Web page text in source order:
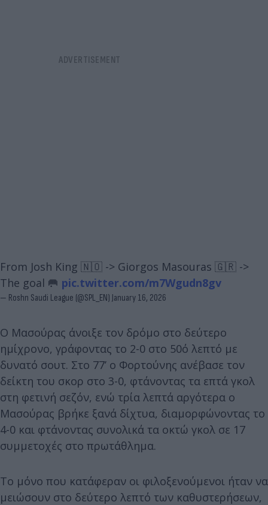
From Josh King 🇳🇴 -> Giorgos Masouras 🇬🇷 ->
The goal 🥅 pic.twitter.com/m7Wgudn8gv
— Roshn Saudi League (@SPL_EN) January 16, 2026
Ο Μασούρας άνοιξε τον δρόμο στο δεύτερο
ημίχρονο, γράφοντας το 2-0 στο 50ό λεπτό με
δυνατό σουτ. Στο 77’ ο Φορτούνης ανέβασε τον
δείκτη του σκορ στο 3-0, φτάνοντας τα επτά γκολ
στη φετινή σεζόν, ενώ τρία λεπτά αργότερα ο
Μασούρας βρήκε ξανά δίχτυα, διαμορφώνοντας το
4-0 και φτάνοντας συνολικά τα οκτώ γκολ σε 17
συμμετοχές στο πρωτάθλημα.
Το μόνο που κατάφεραν οι φιλοξενούμενοι ήταν να
μειώσουν στο δεύτερο λεπτό των καθυστερήσεων,